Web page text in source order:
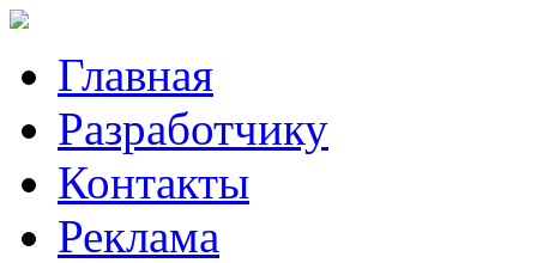
Главная
Разработчику
Контакты
Реклама